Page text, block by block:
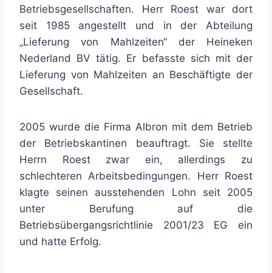
Betriebsgesellschaften. Herr Roest war dort
seit 1985 angestellt und in der Abteilung
„Lieferung von Mahlzeiten“ der Heineken
Nederland BV tätig. Er befasste sich mit der
Lieferung von Mahlzeiten an Beschäftigte der
Gesellschaft.
2005 wurde die Firma Albron mit dem Betrieb
der Betriebskantinen beauftragt. Sie stellte
Herrn Roest zwar ein, allerdings zu
schlechteren Arbeitsbedingungen. Herr Roest
klagte seinen ausstehenden Lohn seit 2005
unter Berufung auf die
Betriebsübergangsrichtlinie 2001/23 EG ein
und hatte Erfolg.